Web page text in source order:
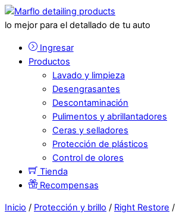
lo mejor para el detallado de tu auto
Ingresar
Productos
Lavado y limpieza
Desengrasantes
Descontaminación
Pulimentos y abrillantadores
Ceras y selladores
Protección de plásticos
Control de olores
Tienda
Recompensas
Inicio / Protección y brillo / Right Restore /